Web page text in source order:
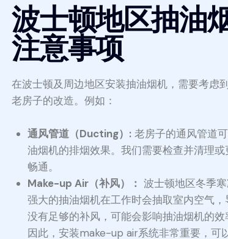
波士顿地区抽油
注意事项
在波士顿及周边地区安装抽油烟机，需要考虑
老房子的改造。例如：
通风管道（Ducting）:老房子的通风管道
油烟机的排烟效果。我们需要检查并清理
畅通。
Make-up Air（补风）： 波士顿地区冬季寒
强大的抽油烟机在工作时会抽取室内空气
没有足够的补风，可能会影响抽油烟机的效
因此，安装make-up air系统非常重要，可